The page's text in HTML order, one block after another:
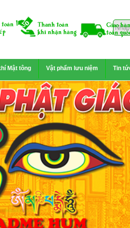
Mật tông Vật phẩm lưu niệm Tin